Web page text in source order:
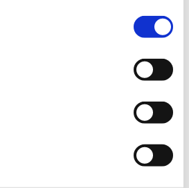
også kunne